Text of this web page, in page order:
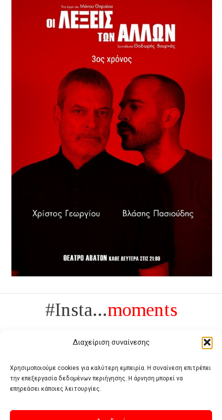
Διαχείριση συναίνεσης
Χρησιμοποιούμε cookies για καλύτερη εμπειρία. Η συναίνεση επιτρέπει
την επεξεργασία δεδομένων περιήγησης. Η άρνηση μπορεί να
επηρεάσει κάποιες λειτουργίες.
#Insta...moments
Πολυτέλεια δεν είναι το αντίθετο της ανέχειας, είναι το αντίθετο της